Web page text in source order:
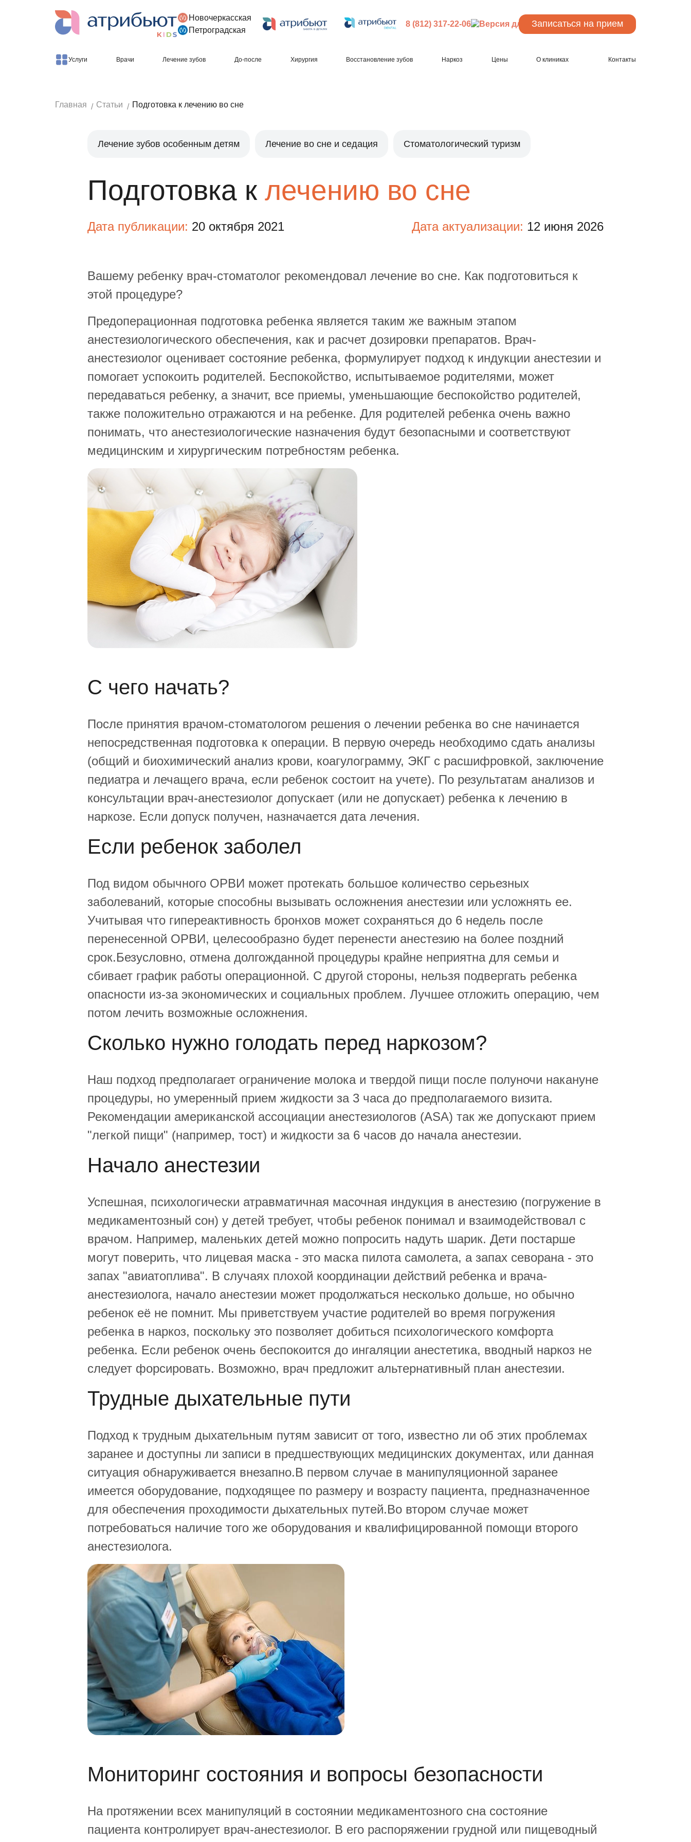
Версия для слабовидящих
Новочеркасская
Петроградская
8 (812) 317-22-06 Записаться на прием
Услуги Врачи Лечение зубов До-после Хирургия Восстановление зубов Наркоз Цены О клиниках Контакты
Главная Статьи Подготовка к лечению во сне
Лечение зубов особенным детям Лечение во сне и седация Стоматологический туризм
Подготовка к лечению во сне
Дата публикации: 20 октября 2021 Дата актуализации: 12 июня 2026
Вашему ребенку врач-стоматолог рекомендовал лечение во сне. Как подготовиться к
этой процедуре?
Предоперационная подготовка ребенка является таким же важным этапом
анестезиологического обеспечения, как и расчет дозировки препаратов. Врач-
анестезиолог оценивает состояние ребенка, формулирует подход к индукции анестезии и
помогает успокоить родителей. Беспокойство, испытываемое родителями, может
передаваться ребенку, а значит, все приемы, уменьшающие беспокойство родителей,
также положительно отражаются и на ребенке. Для родителей ребенка очень важно
понимать, что анестезиологические назначения будут безопасными и соответствуют
медицинским и хирургическим потребностям ребенка.
С чего начать?
После принятия врачом-стоматологом решения о лечении ребенка во сне начинается
непосредственная подготовка к операции. В первую очередь необходимо сдать анализы
(общий и биохимический анализ крови, коагулограмму, ЭКГ с расшифровкой, заключение
педиатра и лечащего врача, если ребенок состоит на учете). По результатам анализов и
консультации врач-анестезиолог допускает (или не допускает) ребенка к лечению в
наркозе. Если допуск получен, назначается дата лечения.
Если ребенок заболел
Под видом обычного ОРВИ может протекать большое количество серьезных
заболеваний, которые способны вызывать осложнения анестезии или усложнять ее.
Учитывая что гипереактивность бронхов может сохраняться до 6 недель после
перенесенной ОРВИ, целесообразно будет перенести анестезию на более поздний
срок.Безусловно, отмена долгожданной процедуры крайне неприятна для семьи и
сбивает график работы операционной. С другой стороны, нельзя подвергать ребенка
опасности из-за экономических и социальных проблем. Лучшее отложить операцию, чем
потом лечить возможные осложнения.
Сколько нужно голодать перед наркозом?
Наш подход предполагает ограничение молока и твердой пищи после полуночи накануне
процедуры, но умеренный прием жидкости за 3 часа до предполагаемого визита.
Рекомендации американской ассоциации анестезиологов (ASA) так же допускают прием
"легкой пищи" (например, тост) и жидкости за 6 часов до начала анестезии.
Начало анестезии
Успешная, психологически атравматичная масочная индукция в анестезию (погружение в
медикаментозный сон) у детей требует, чтобы ребенок понимал и взаимодействовал с
врачом. Например, маленьких детей можно попросить надуть шарик. Дети постарше
могут поверить, что лицевая маска - это маска пилота самолета, а запах севорана - это
запах "авиатоплива". В случаях плохой координации действий ребенка и врача-
анестезиолога, начало анестезии может продолжаться несколько дольше, но обычно
ребенок её не помнит. Мы приветствуем участие родителей во время погружения
ребенка в наркоз, поскольку это позволяет добиться психологического комфорта
ребенка. Если ребенок очень беспокоится до ингаляции анестетика, вводный наркоз не
следует форсировать. Возможно, врач предложит альтернативный план анестезии.
Трудные дыхательные пути
Подход к трудным дыхательным путям зависит от того, известно ли об этих проблемах
заранее и доступны ли записи в предшествующих медицинских документах, или данная
ситуация обнаруживается внезапно.В первом случае в манипуляционной заранее
имеется оборудование, подходящее по размеру и возрасту пациента, предназначенное
для обеспечения проходимости дыхательных путей.Во втором случае может
потребоваться наличие того же оборудования и квалифицированной помощи второго
анестезиолога.
Мониторинг состояния и вопросы безопасности
На протяжении всех манипуляций в состоянии медикаментозного сна состояние
пациента контролирует врач-анестезиолог. В его распоряжении грудной или пищеводный